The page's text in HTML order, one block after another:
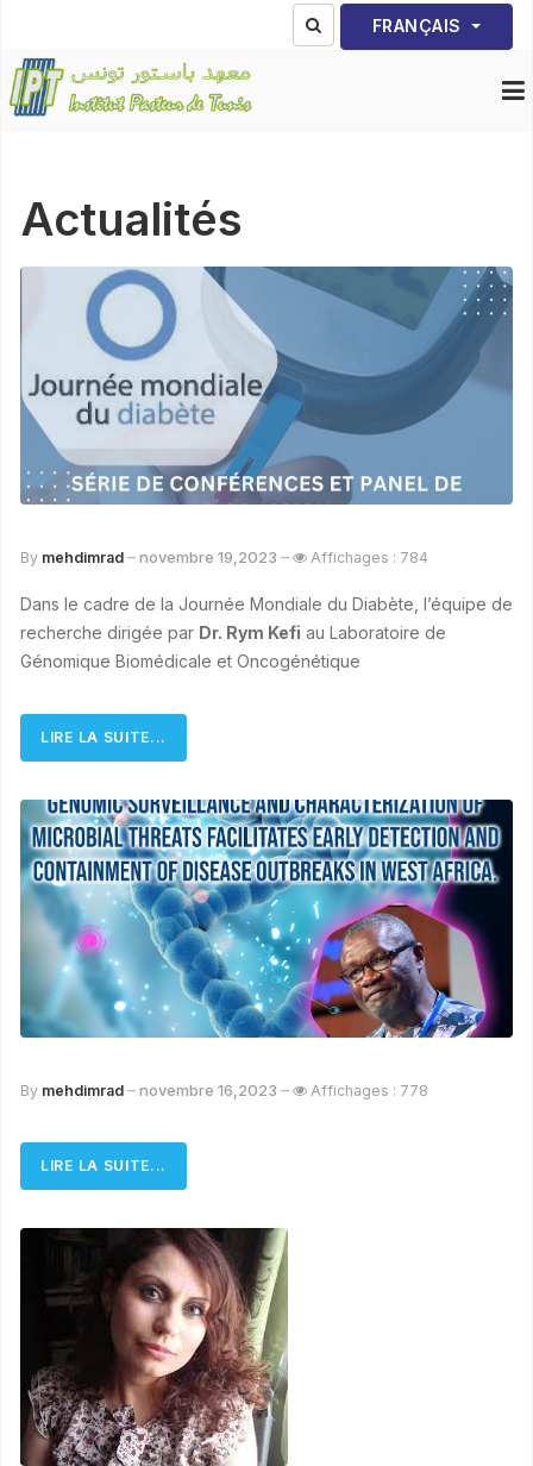
Sélectionnez votre
FRANÇAIS
Actualités
By mehdimrad novembre 19,2023 Affichages : 784
Dans le cadre de la Journée Mondiale du Diabète, l’équipe de
recherche dirigée par Dr. Rym Kefi au Laboratoire de
Génomique Biomédicale et Oncogénétique
LIRE LA SUITE...
By mehdimrad novembre 16,2023 Affichages : 778
LIRE LA SUITE...